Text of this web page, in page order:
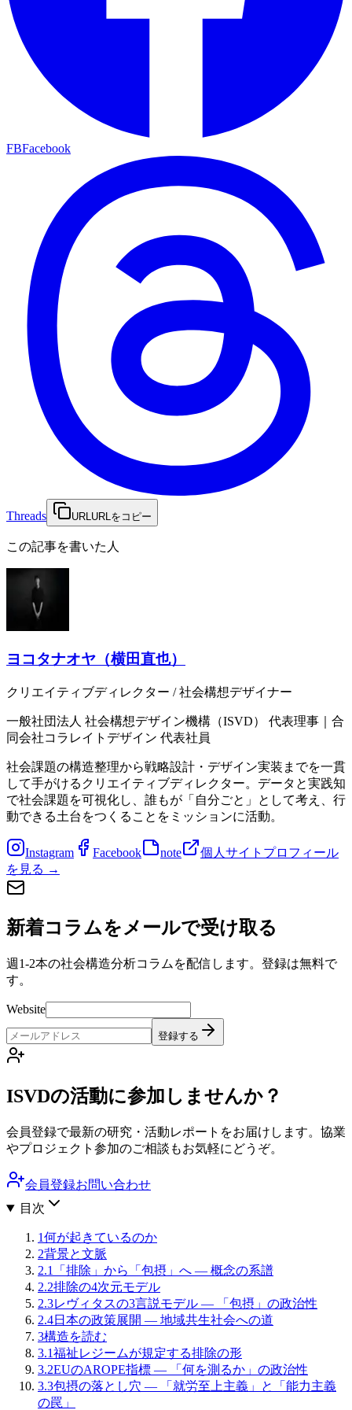
FBFacebook
Threads URLURLをコピー
この記事を書いた人
ヨコタナオヤ（横田直也）
クリエイティブディレクター / 社会構想デザイナー
一般社団法人 社会構想デザイン機構（ISVD） 代表理事
合
同会社コラレイトデザイン 代表社員
社会課題の構造整理から戦略設計・デザイン実装までを一貫
して手がけるクリエイティブディレクター。データと実践知
で社会課題を可視化し、誰もが「自分ごと」として考え、行
動できる土台をつくることをミッションに活動。
Instagram Facebook note 個人サイト プロフィール
を見る →
新着コラムをメールで受け取る
週1-2本の社会構造分析コラムを配信します。登録は無料で
す。
Website
登録する
ISVDの活動に参加しませんか？
会員登録で最新の研究・活動レポートをお届けします。協業
やプロジェクト参加のご相談もお気軽にどうぞ。
会員登録お問い合わせ
目次
1何が起きているのか
2背景と文脈
2.1
「排除」から「包摂」へ — 概念の系譜
2.2排除の4次元モデル
2.3レヴィタスの3言説モデル — 「包摂」の政治性
2.4日本の政策展開 — 地域共生社会への道
3構造を読む
3.1福祉レジームが規定する排除の形
3.2EUのAROPE指標 — 「何を測るか」の政治性
3.3包摂の落とし穴 — 「就労至上主義」と「能力主義
の罠」